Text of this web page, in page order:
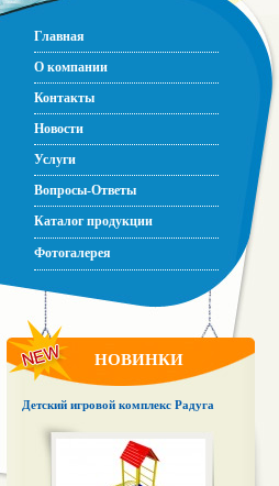
Главная
О компании
Контакты
Новости
Услуги
Вопросы-Ответы
Каталог продукции
Фотогалерея
НОВИНКИ
Детский игровой комплекс Радуга